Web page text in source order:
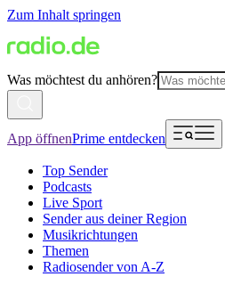
Zum Inhalt springen
Was möchtest du anhören?
App öffnenPrime entdecken
Top Sender
Podcasts
Live Sport
Sender aus deiner Region
Musikrichtungen
Themen
Radiosender von A-Z